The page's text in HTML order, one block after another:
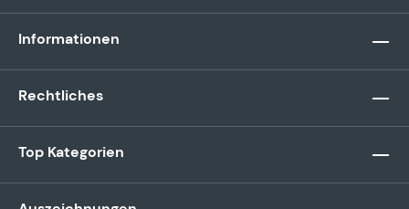
Informationen
Rechtliches
Top Kategorien